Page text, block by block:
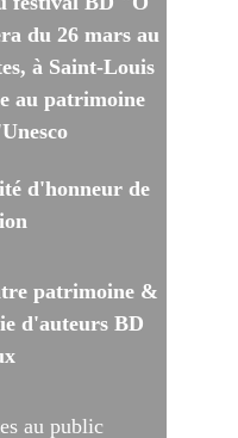
du 26 mars au
à Saint-Louis
au patrimoine
d'honneur de
patrimoine &
d'auteurs BD
au public